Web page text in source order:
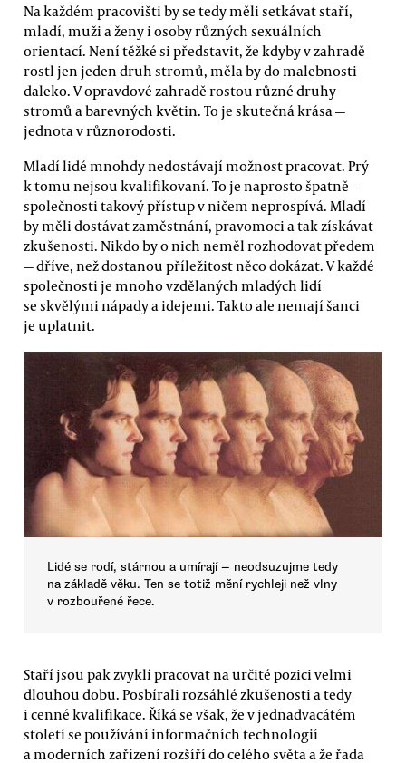
Na každém pracovišti by se tedy měli setkávat staří,
mladí, muži a ženy i osoby různých sexuálních
orientací. Není těžké si představit, že kdyby v zahradě
rostl jen jeden druh stromů, měla by do malebnosti
daleko. V opravdové zahradě rostou různé druhy
stromů a barevných květin. To je skutečná krása —
jednota v různorodosti.
Mladí lidé mnohdy nedostávají možnost pracovat. Prý
k tomu nejsou kvalifikovaní. To je naprosto špatně —
společnosti takový přístup v ničem neprospívá. Mladí
by měli dostávat zaměstnání, pravomoci a tak získávat
zkušenosti. Nikdo by o nich neměl rozhodovat předem
— dříve, než dostanou příležitost něco dokázat. V každé
společnosti je mnoho vzdělaných mladých lidí
se skvělými nápady a idejemi. Takto ale nemají šanci
je uplatnit.
Lidé se rodí, stárnou a umírají — neodsuzujme tedy
na základě věku. Ten se totiž mění rychleji než vlny
v rozbouřené řece.
Staří jsou pak zvyklí pracovat na určité pozici velmi
dlouhou dobu. Posbírali rozsáhlé zkušenosti a tedy
i cenné kvalifikace. Říká se však, že v jednadvacátém
století se používání informačních technologií
a moderních zařízení rozšíří do celého světa a že řada